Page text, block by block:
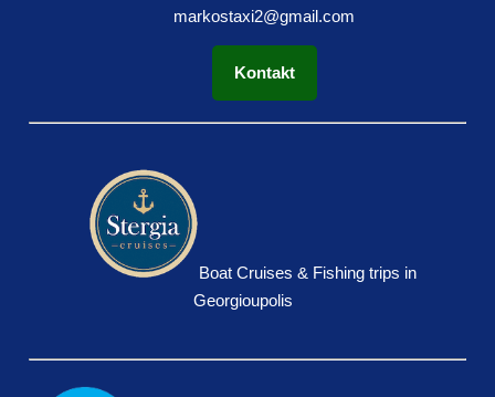
markostaxi2@gmail.com
Kontakt
Boat Cruises & Fishing trips in
Georgioupolis